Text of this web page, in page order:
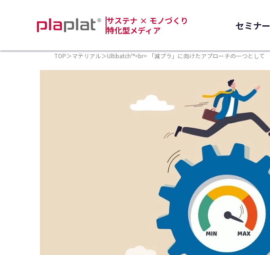
サステナ × モノづくり
特化型メディア
セミナー
TOP＞マテリアル＞Ultibatch™<br> 「減プラ」に向けたアプローチの一つとして